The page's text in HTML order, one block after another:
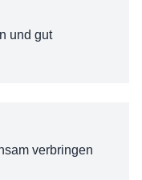
und gut
verbringen